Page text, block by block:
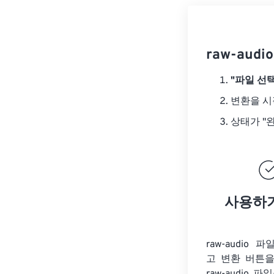
raw-audio
"파일 선
변환을
상태가 "
사용하
raw-audio 파
고 변환 버튼